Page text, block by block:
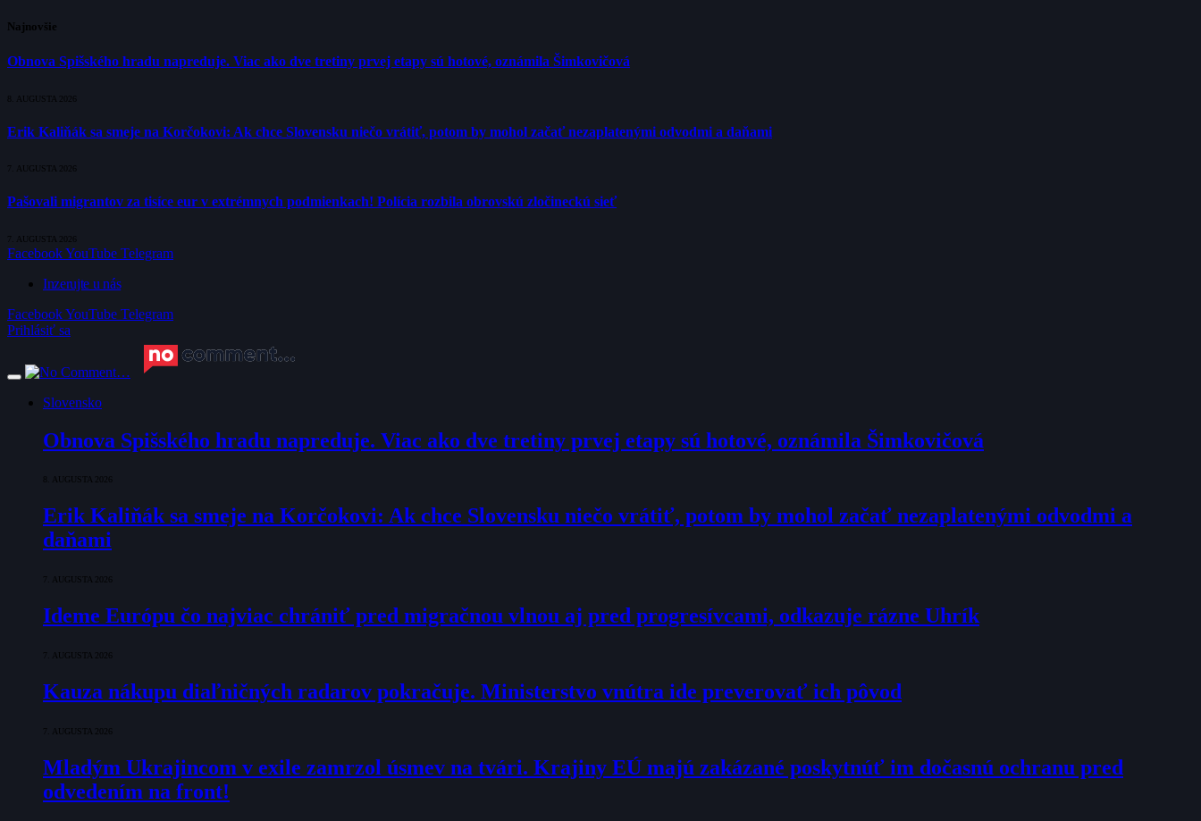
Najnovšie
Obnova Spišského hradu napreduje. Viac ako dve tretiny prvej etapy sú hotové, oznámila Šimkovičová
8. AUGUSTA 2026
Erik Kaliňák sa smeje na Korčokovi: Ak chce Slovensku niečo vrátiť, potom by mohol začať nezaplatenými odvodmi a daňami
7. AUGUSTA 2026
Pašovali migrantov za tisíce eur v extrémnych podmienkach! Polícia rozbila obrovskú zločineckú sieť
7. AUGUSTA 2026
FacebookYouTube Telegram
Inzerujte u nás
FacebookYouTube Telegram
Prihlásiť sa
Slovensko
Obnova Spišského hradu napreduje. Viac ako dve tretiny prvej etapy sú hotové, oznámila Šimkovičová
8. AUGUSTA 2026
Erik Kaliňák sa smeje na Korčokovi: Ak chce Slovensku niečo vrátiť, potom by mohol začať nezaplatenými odvodmi a
daňami
7. AUGUSTA 2026
Ideme Európu čo najviac chrániť pred migračnou vlnou aj pred progresívcami, odkazuje rázne Uhrík
7. AUGUSTA 2026
Kauza nákupu diaľničných radarov pokračuje. Ministerstvo vnútra ide preverovať ich pôvod
7. AUGUSTA 2026
Mladým Ukrajincom v exile zamrzol úsmev na tvári. Krajiny EÚ majú zakázané poskytnúť im dočasnú ochranu pred
odvedením na front!